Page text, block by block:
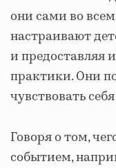
они сами во
настраивают
и предоставляя
практики. Они
чувствовать
Говоря о том,
событием,